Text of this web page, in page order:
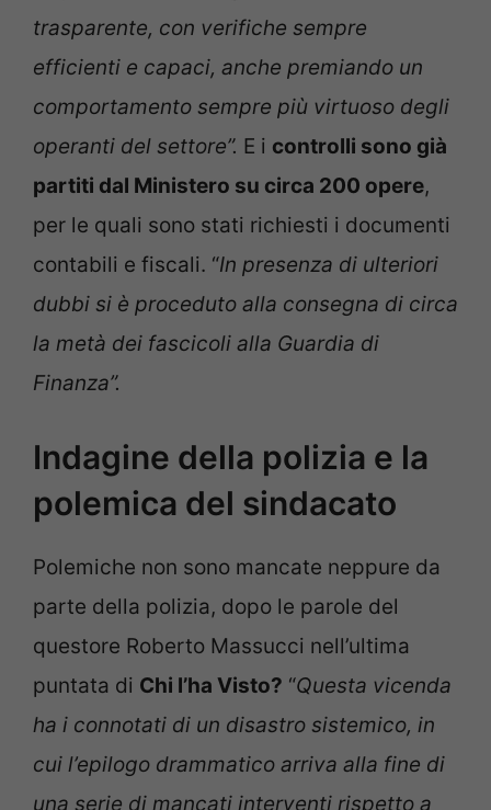
trasparente, con verifiche sempre
efficienti e capaci, anche premiando un
comportamento sempre più virtuoso degli
operanti del settore”. E i controlli sono già
partiti dal Ministero su circa 200 opere,
per le quali sono stati richiesti i documenti
contabili e fiscali. “In presenza di ulteriori
dubbi si è proceduto alla consegna di circa
la metà dei fascicoli alla Guardia di
Finanza”.
Indagine della polizia e la
polemica del sindacato
Polemiche non sono mancate neppure da
parte della polizia, dopo le parole del
questore Roberto Massucci nell’ultima
puntata di Chi l’ha Visto? “Questa vicenda
ha i connotati di un disastro sistemico, in
cui l’epilogo drammatico arriva alla fine di
una serie di mancati interventi rispetto a